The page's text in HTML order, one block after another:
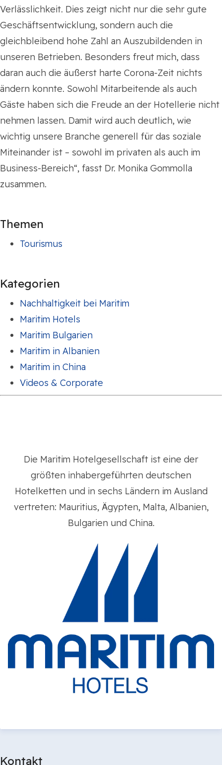
Verlässlichkeit. Dies zeigt nicht nur die sehr gute
Geschäftsentwicklung, sondern auch die
gleichbleibend hohe Zahl an Auszubildenden in
unseren Betrieben. Besonders freut mich, dass
daran auch die äußerst harte Corona-Zeit nichts
ändern konnte. Sowohl Mitarbeitende als auch
Gäste haben sich die Freude an der Hotellerie nicht
nehmen lassen. Damit wird auch deutlich, wie
wichtig unsere Branche generell für das soziale
Miteinander ist – sowohl im privaten als auch im
Business-Bereich“, fasst Dr. Monika Gommolla
zusammen.
Themen
Tourismus
Kategorien
Nachhaltigkeit bei Maritim
Maritim Hotels
Maritim Bulgarien
Maritim in Albanien
Maritim in China
Videos & Corporate
Die Maritim Hotelgesellschaft ist eine der
größten inhabergeführten deutschen
Hotelketten und in sechs Ländern im Ausland
vertreten: Mauritius, Ägypten, Malta, Albanien,
Bulgarien und China.
Kontakt